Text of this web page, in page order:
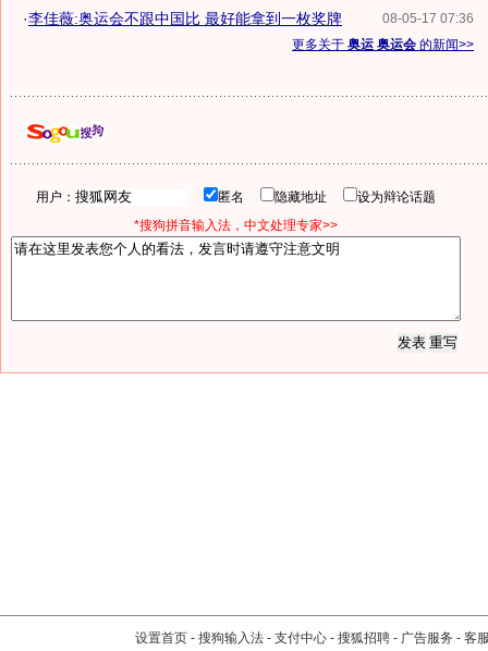
08-05-17 07:36
·李佳薇:奥运会不跟中国比 最好能拿到一枚奖牌
更多关于 奥运 奥运会 的新闻>>
用户： 匿名 隐藏地址
设为辩论话题
*搜狗拼音输入法，中文处理专家>>
设置首页 - 搜狗输入法 - 支付中心 - 搜狐招聘 - 广告服务 - 客